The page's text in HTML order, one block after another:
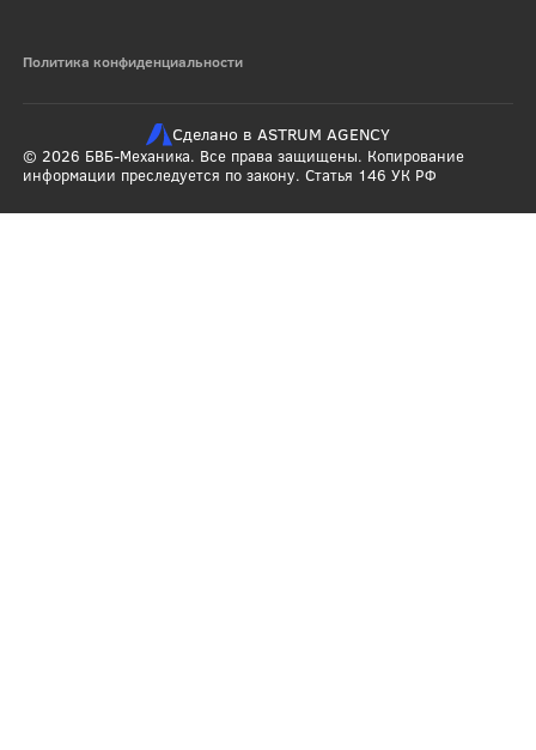
Политика конфиденциальности
© 2026 БВБ-Механика. Все права защищены. Копирование
информации преследуется по закону. Статья 146 УК РФ
Сделано в ASTRUM AGENCY